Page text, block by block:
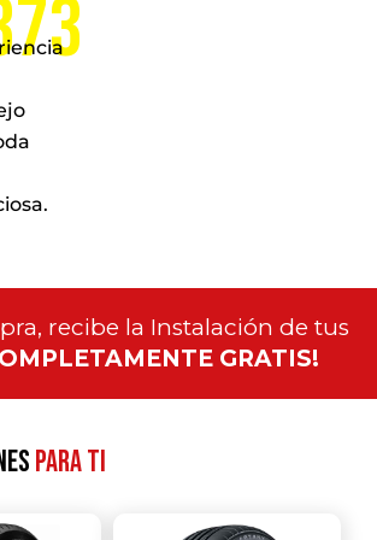
recibe la Instalación de tus
GRATIS!
para ti